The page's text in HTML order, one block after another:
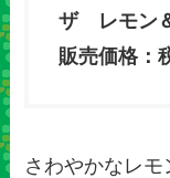
ザ レモン
販売価格：
さわやかなレ